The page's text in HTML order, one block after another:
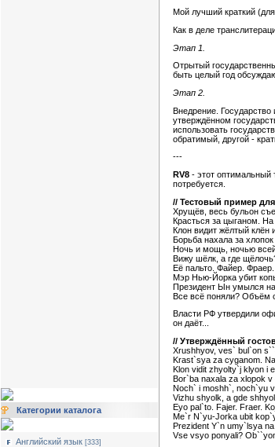
Категории каталога
Английский язык [333]
Мой лучший краткий
Как в деле
Этап 1.
Отрытый
быть целый год
Этап 2.
Внедрение.
утверждённом
использовать
обратимый, другой -
---
RV8 - этот оптимальный
потребуется.
// Тестовый пример
Хрущёв, весь бульон
Красться за цыганом. На
Клон видит жёлтый клён
Борьба нахала за хлопок
Ночь и мощь, ночью
Вижу шёлк, а где
Её пальто. Файер.
Мэр Нью-Йорка убит
Президент Ын умылся
Все всё поняли? Объём
Власти РФ утвердили
он даёт...
// Утверждённый
Xrushhyov, ves` bul`on
Krast`sya za cyganom. Na
Klon vidit zhyolty`j klyon i
Bor`ba naxala za xlopok v
Noch` i moshh`, noch`yu
Vizhu shyolk, a gde
Eyo pal`to. Fajer. Fraer.
Me`r N`yu-Jorka ubit
Prezident Y`n umy`lsya
Vse vsyo ponyali?